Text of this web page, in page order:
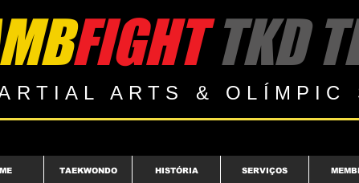
FIGHTTKD
ARTS & OLÍMPIC
TAEKWONDO HISTÓRIA SERVIÇOS